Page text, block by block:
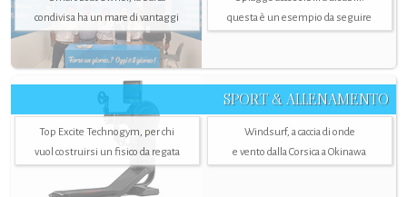
condivisa ha un mare di vantaggi
questa è un esempio da seguire
SPORT & ALLENAMENTO
Top Excite Technogym, per chi
vuol costruirsi un fisico da regata
Windsurf, a caccia di onde
e vento dalla Corsica a Okinawa